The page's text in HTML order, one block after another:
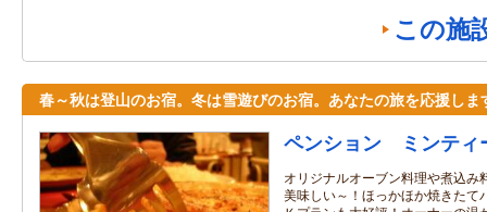
この施
春～秋は登山のお宿。冬は雪遊びのお宿。あなたの旅を応援しま
ペンション ミンティ
オリジナルオーブン料理や煮込み
美味しい～！ほっかほか焼きたて